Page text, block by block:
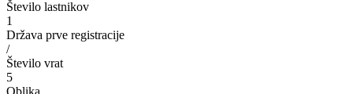
Število lastnikov
1
Država prve registracije
/
Število vrat
5
Oblika